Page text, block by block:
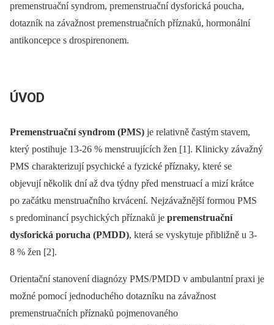
premenstruační syndrom, premenstruační dysforická poucha,
dotazník na závažnost premenstruačních příznaků, hormonální
antikoncepce s drospirenonem.
ÚVOD
Premenstruační syndrom (PMS) je relativně častým stavem,
který postihuje 13-26 % menstruujících žen [1]. Klinicky závažný
PMS charakterizují psychické a fyzické příznaky, které se
objevují několik dní až dva týdny před menstruací a mizí krátce
po začátku menstruačního krvácení. Nejzávažnější formou PMS
s predominancí psychických příznaků je premenstruační
dysforická porucha (PMDD), která se vyskytuje přibližně u 3-
8 % žen [2].
Orientační stanovení diagnózy PMS/PMDD v ambulantní praxi je
možné pomocí jednoduchého dotazníku na závažnost
premenstruačních příznaků pojmenovaného